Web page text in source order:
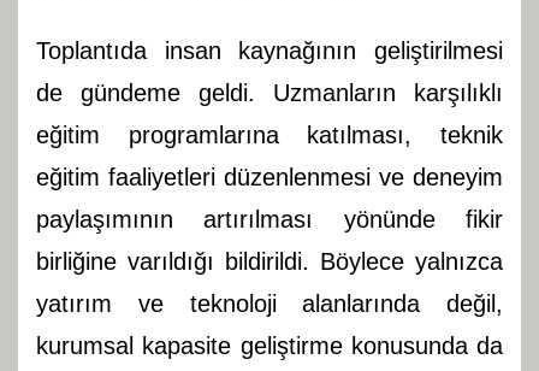
Toplantıda insan kaynağının geliştirilmesi
de gündeme geldi. Uzmanların karşılıklı
eğitim programlarına katılması, teknik
eğitim faaliyetleri düzenlenmesi ve deneyim
paylaşımının artırılması yönünde fikir
birliğine varıldığı bildirildi. Böylece yalnızca
yatırım ve teknoloji alanlarında değil,
kurumsal kapasite geliştirme konusunda da